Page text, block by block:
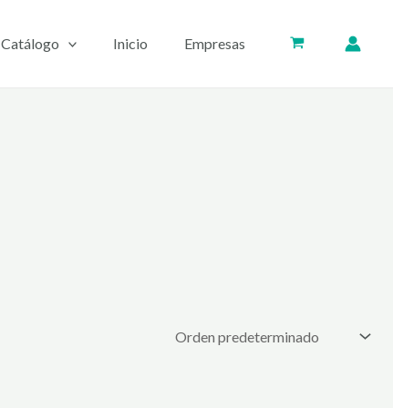
Catálogo Inicio Empresas